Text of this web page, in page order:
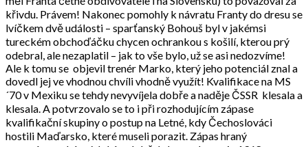
křivdu. Právem! Nakonec pomohly k návratu Franty do dresu se
lvíčkem dvě události – sparťanský Bohouš byl v jakémsi
tureckém obchoďáčku chycen ochrankou s košilí, kterou prý
odebral, ale nezaplatil – jak to vše bylo, už se asi nedozvíme!
Ale k tomu se objevil trenér Marko, který jeho potenciál znal a
dovedl jej ve vhodnou chvíli vhodně využít! Kvalifikace na MS
´70 v Mexiku se tehdy nevyvíjela dobře a naděje ČSSR klesala a
klesala. A potvrzovalo se to i při rozhodujícím zápase
kvalifikační skupiny o postup na Letné, kdy Čechoslováci
hostili Maďarsko, které museli porazit. Zápas hraný